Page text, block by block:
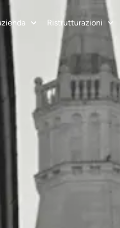
Ristrutturazioni